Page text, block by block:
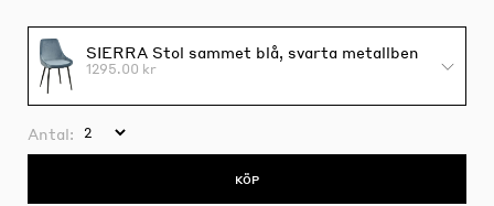
SIERRA Stol sammet blå, svarta metallben
1295.00 kr
Antal:
KÖP